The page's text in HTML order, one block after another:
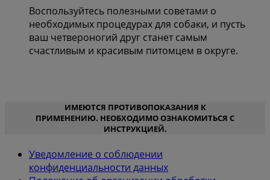
Воспользуйтесь полезными советами о
необходимых процедурах для собаки, и пусть
ваш четвероногий друг станет самым
счастливым и красивым питомцем в округе.
ИМЕЮТСЯ ПРОТИВОПОКАЗАНИЯ К
ПРИМЕНЕНИЮ. НЕОБХОДИМО ОЗНАКОМИТЬСЯ С
ИНСТРУКЦИЕЙ.
Уведомление о соблюдении
конфиденциальности данных